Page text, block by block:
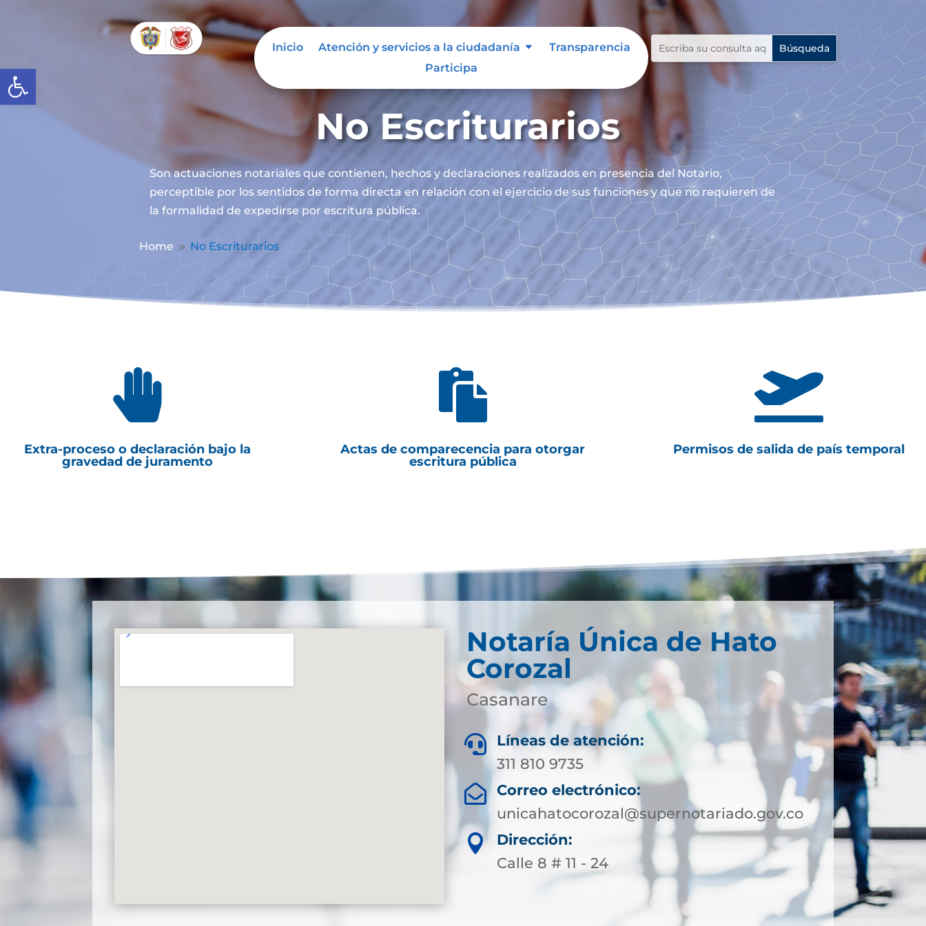
Abrir barra de herramientas
Inicio Atención y servicios a la ciudadanía
Transparencia
Participa
No Escriturarios
Son actuaciones notariales que contienen, hechos y declaraciones realizados en presencia del Notario,
perceptible por los sentidos de forma directa en relación con el ejercicio de sus funciones y que no requieren de
la formalidad de expedirse por escritura pública.
Home 9 No Escriturarios

Extra-proceso o declaración bajo la
gravedad de juramento

Actas de comparecencia para otorgar
escritura pública

Permisos de salida de país temporal
Notaría Única de Hato
Corozal
Casanare

Líneas de atención:
311 810 9735

Correo electrónico:
unicahatocorozal@supernotariado.gov.co

Dirección:
Calle 8 # 11 - 24